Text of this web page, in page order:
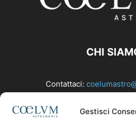
Gestisci
CHI
Contattaci:
SEGUICI